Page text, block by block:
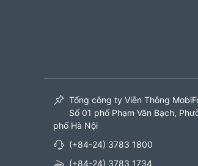
Tổng công ty Viễn Thông
Số 01 phố Phạm Văn Bạch,
phố Hà Nội
(+84-24) 3783 1800
(+84-24) 3783 1734